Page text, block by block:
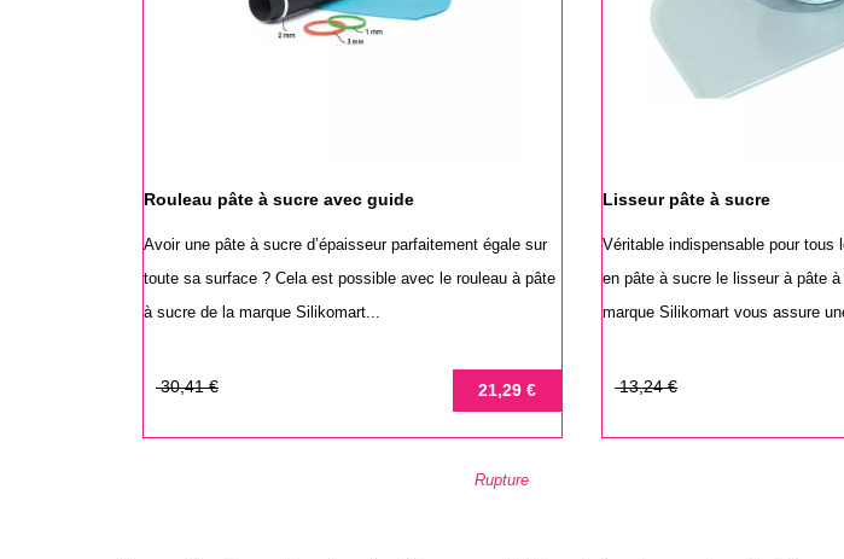
Rouleau pâte à sucre avec guide
Avoir une pâte à sucre d’épaisseur parfaitement égale sur
toute sa surface ? Cela est possible avec le rouleau à pâte
à sucre de la marque Silikomart...
Prix
30,41 €
Prix 21,29 €
Rupture
Lisseur pâte à sucre
Véritable indispensable pour tous
en pâte à sucre le lisseur à pâte
marque Silikomart vous assure
Prix
13,24 €
Prix